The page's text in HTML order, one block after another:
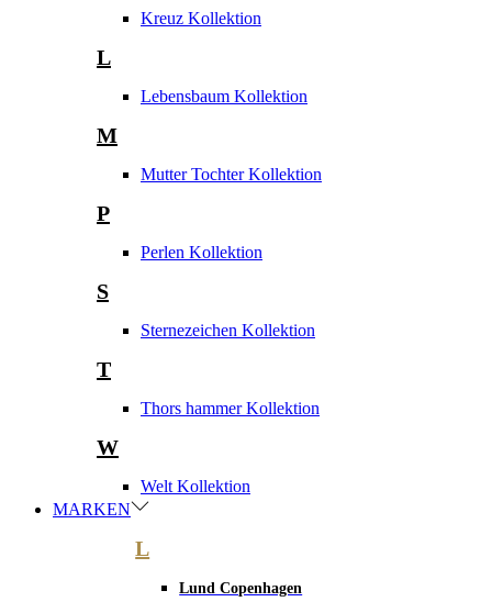
Kreuz Kollektion
L
Lebensbaum Kollektion
M
Mutter Tochter Kollektion
P
Perlen Kollektion
S
Sternezeichen Kollektion
T
Thors hammer Kollektion
W
Welt Kollektion
MARKEN
L
Lund Copenhagen